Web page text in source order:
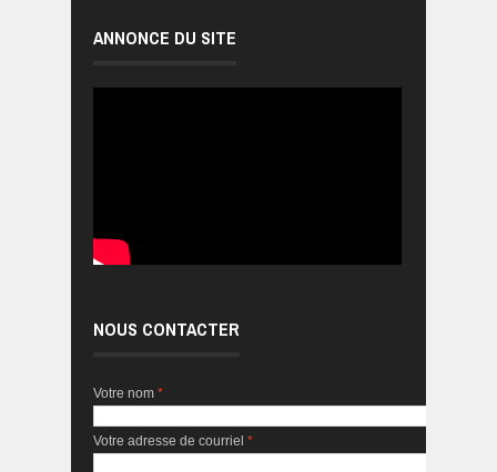
ANNONCE DU SITE
NOUS CONTACTER
Votre nom *
Votre adresse de courriel *